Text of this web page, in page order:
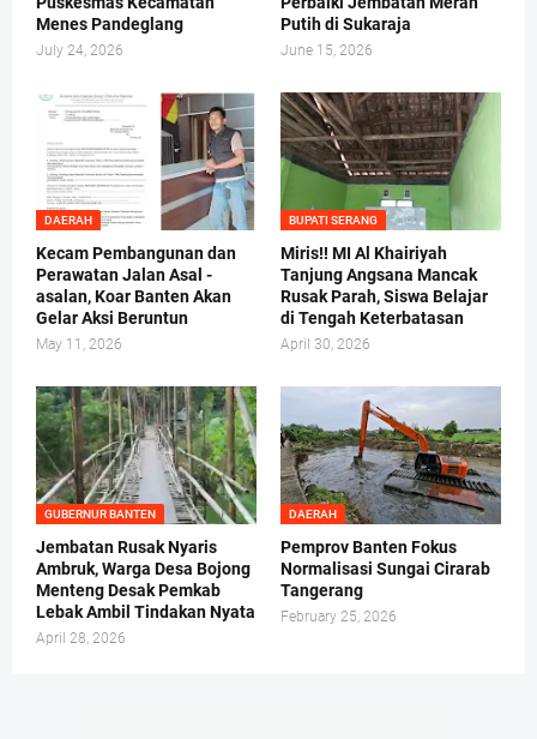
Menes Pandeglang
July 24, 2026
Putih di Sukaraja
June 15, 2026
DAERAH
Kecam Pembangunan dan
Perawatan Jalan Asal -
asalan, Koar Banten Akan
Gelar Aksi Beruntun
May 11, 2026
BUPATI SERANG
Miris!! MI Al Khairiyah
Tanjung Angsana Mancak
Rusak Parah, Siswa Belajar
di Tengah Keterbatasan
April 30, 2026
GUBERNUR BANTEN
Jembatan Rusak Nyaris
Ambruk, Warga Desa Bojong
Menteng Desak Pemkab
Lebak Ambil Tindakan Nyata
April 28, 2026
DAERAH
Pemprov Banten Fokus
Normalisasi Sungai Cirarab
Tangerang
February 25, 2026